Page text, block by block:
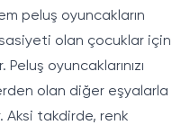
peluş oyuncakların
olan çocuklar için
oyuncaklarınızı
olan diğer eşyalarla
Aksi takdirde, renk